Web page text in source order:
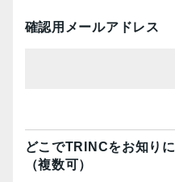
確認用メールアドレス
どこでTRINCをお知りに
（複数可）